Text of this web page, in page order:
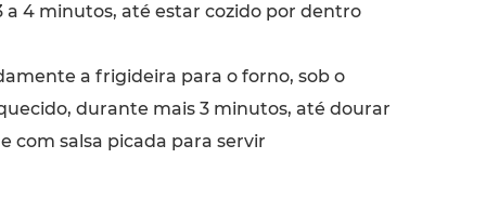
4 minutos, até estar cozido por dentro
a frigideira para o forno, sob o
durante mais 3 minutos, até dourar
com salsa picada para servir